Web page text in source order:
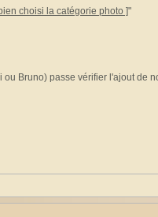
choisi la catégorie photo ]"
Bruno) passe vérifier l'ajout de